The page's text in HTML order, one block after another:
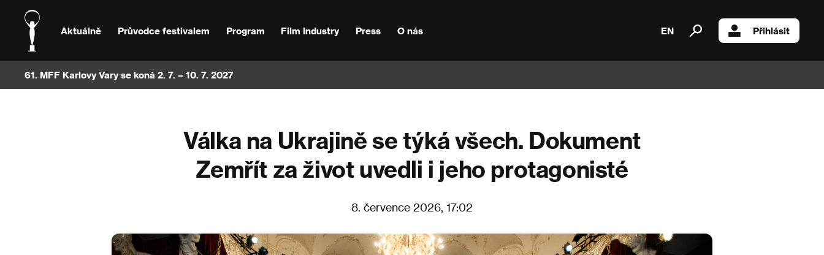
Aktuálně Průvodce festivalem Program Film Industry Press O nás EN Přihlásit
61. MFF Karlovy Vary se koná 2. 7. – 10. 7. 2027
Válka na Ukrajině se týká všech. Dokument
Zemřít za život uvedli i jeho protagonisté
8. července 2026, 17:02